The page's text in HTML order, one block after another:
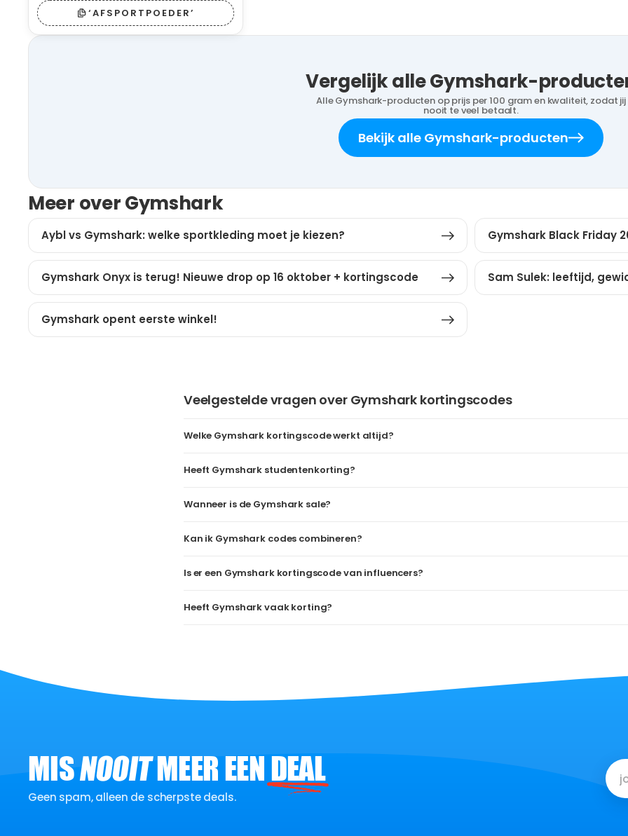
‘AFSPORTPOEDER’
Vergelijk alle Gymshark-
Alle Gymshark-producten op prijs per 100 gram en kwaliteit, zodat jij
nooit te veel betaalt.
Bekijk alle Gymshark-producten
Meer over Gymshark
Aybl vs Gymshark: welke sportkleding moet je kiezen? Gymshark Black Friday
Gymshark Onyx is terug! Nieuwe drop op 16 oktober + kortingscode Sam Sulek: leeftijd,
Gymshark opent eerste winkel!
Veelgestelde vragen over Gymshark kortingscodes
Welke Gymshark kortingscode werkt altijd?
Heeft Gymshark studentenkorting?
Wanneer is de Gymshark sale?
Kan ik Gymshark codes combineren?
Is er een Gymshark kortingscode van influencers?
Heeft Gymshark vaak korting?
MISNOOITMEER EENDEAL
Geen spam, alleen de scherpste deals.